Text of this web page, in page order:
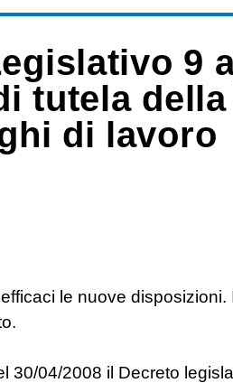
9
tutela
di lavoro
le nuove disposizioni.
30/04/2008 il Decreto